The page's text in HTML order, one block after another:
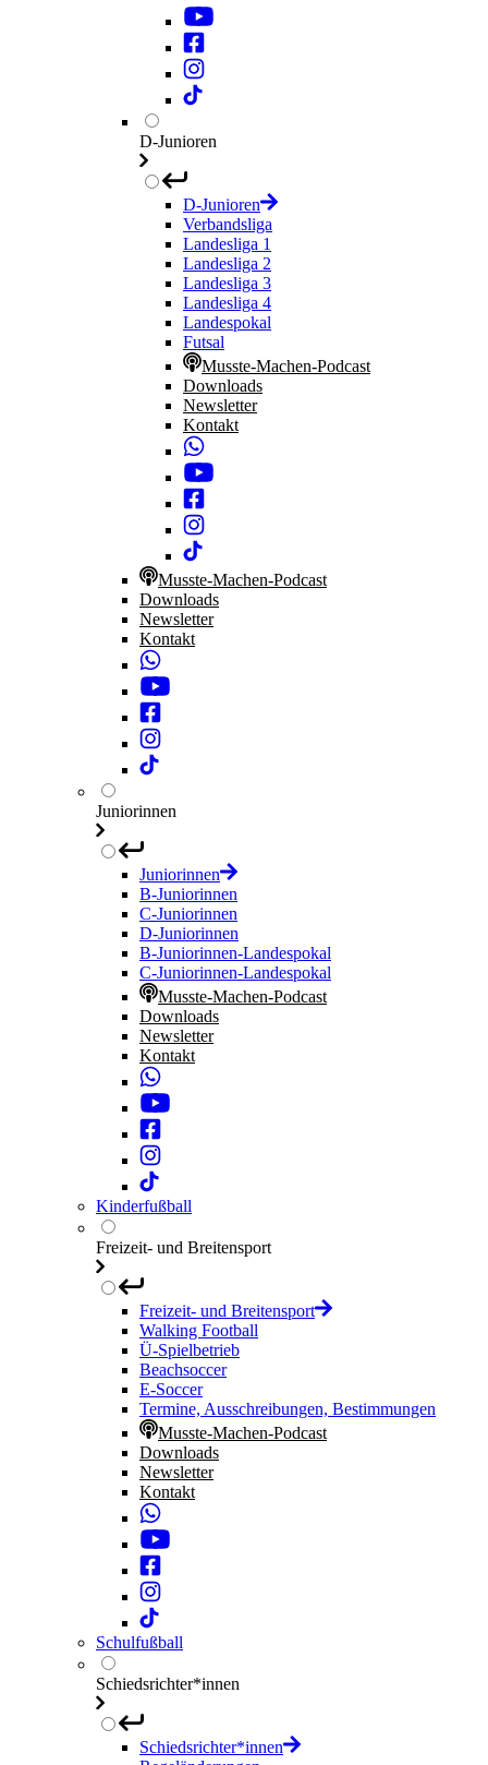
D-Junioren
D-Junioren
Verbandsliga
Landesliga 1
Landesliga 2
Landesliga 3
Landesliga 4
Landespokal
Futsal
Musste-Machen-Podcast
Downloads
Newsletter
Kontakt
Musste-Machen-Podcast
Downloads
Newsletter
Kontakt
Juniorinnen
Juniorinnen
B-Juniorinnen
C-Juniorinnen
D-Juniorinnen
B-Juniorinnen-Landespokal
C-Juniorinnen-Landespokal
Musste-Machen-Podcast
Downloads
Newsletter
Kontakt
Kinderfußball
Freizeit- und Breitensport
Freizeit- und Breitensport
Walking Football
Ü-Spielbetrieb
Beachsoccer
E-Soccer
Termine, Ausschreibungen, Bestimmungen
Musste-Machen-Podcast
Downloads
Newsletter
Kontakt
Schulfußball
Schiedsrichter*innen
Schiedsrichter*innen